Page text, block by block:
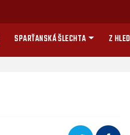
SPARŤANSKÁ ŠLECHTA Z